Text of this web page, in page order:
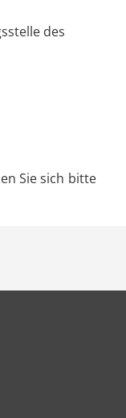
des
Sie sich bitte